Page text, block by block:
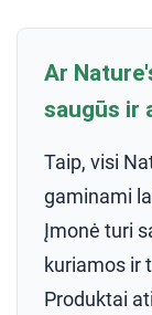
Ar
saugūs ir
Taip, visi
gaminami
Įmonė turi
kuriamos ir
Produktai